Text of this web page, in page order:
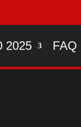
2025 FAQ